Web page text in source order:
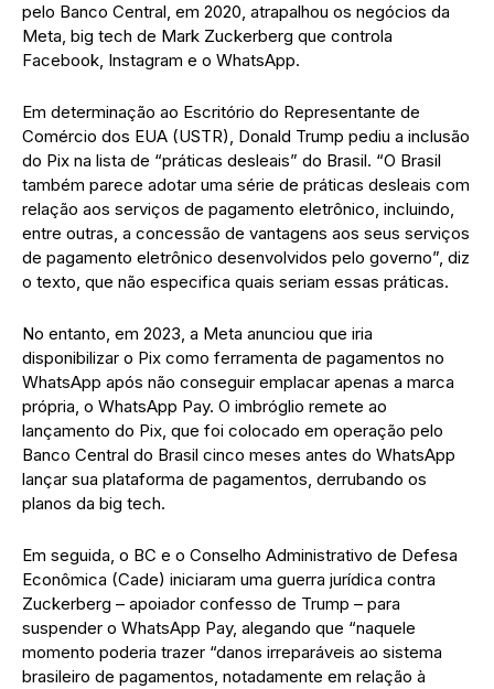
pelo Banco Central, em 2020, atrapalhou os negócios da
Meta, big tech de Mark Zuckerberg que controla
Facebook, Instagram e o WhatsApp.
Em determinação ao Escritório do Representante de
Comércio dos EUA (USTR), Donald Trump pediu a inclusão
do Pix na lista de “práticas desleais” do Brasil. “O Brasil
também parece adotar uma série de práticas desleais com
relação aos serviços de pagamento eletrônico, incluindo,
entre outras, a concessão de vantagens aos seus serviços
de pagamento eletrônico desenvolvidos pelo governo”, diz
o texto, que não especifica quais seriam essas práticas.
No entanto, em 2023, a Meta anunciou que iria
disponibilizar o Pix como ferramenta de pagamentos no
WhatsApp após não conseguir emplacar apenas a marca
própria, o WhatsApp Pay. O imbróglio remete ao
lançamento do Pix, que foi colocado em operação pelo
Banco Central do Brasil cinco meses antes do WhatsApp
lançar sua plataforma de pagamentos, derrubando os
planos da big tech.
Em seguida, o BC e o Conselho Administrativo de Defesa
Econômica (Cade) iniciaram uma guerra jurídica contra
Zuckerberg – apoiador confesso de Trump – para
suspender o WhatsApp Pay, alegando que “naquele
momento poderia trazer “danos irreparáveis ao sistema
brasileiro de pagamentos, notadamente em relação à